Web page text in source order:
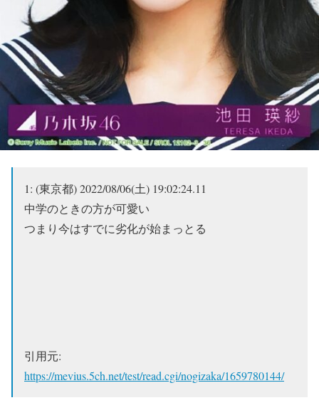
1: (東京都)2022/08/06(土) 19:02:24.11
中学のときの方が可愛い
つまり今はすでに劣化が始まっとる
引用元:
https://mevius.5ch.net/test/read.cgi/nogizaka/1659780144/